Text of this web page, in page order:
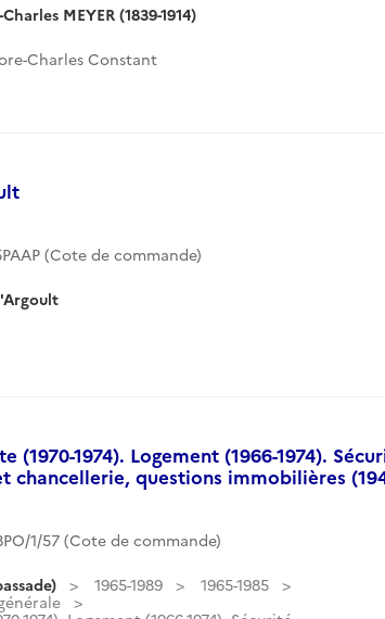
MEYER (1839-1914)
Charles Constant
(Cote de commande)
(1970-1974). Logement (1966-1974).
chancellerie, questions immobilières
1/57 (Cote de commande)
1965-1989
1965-1985